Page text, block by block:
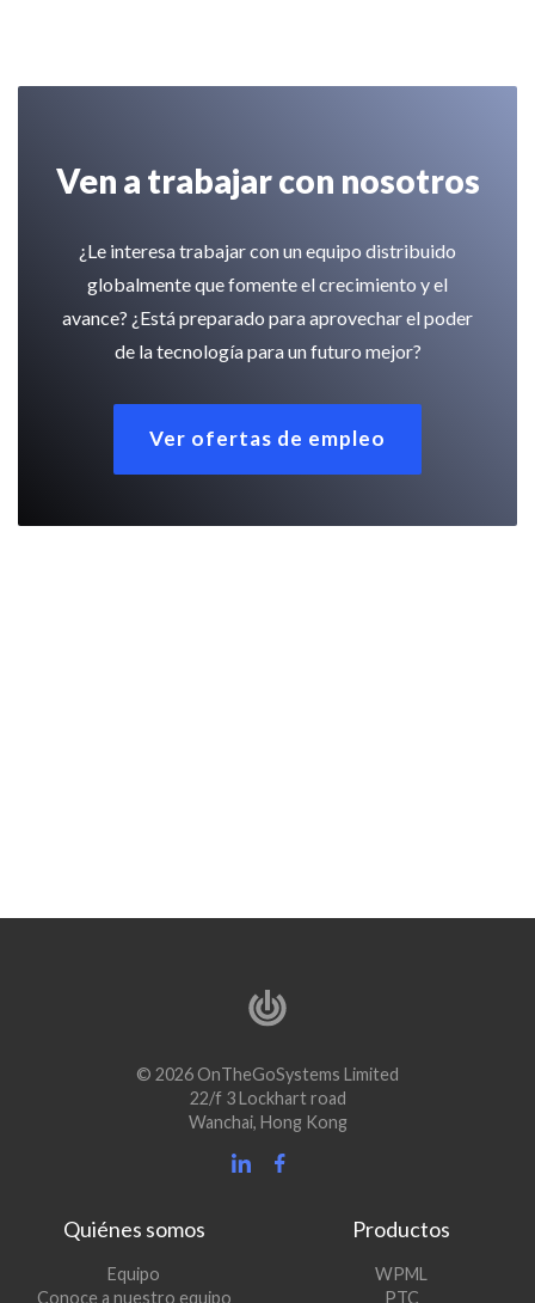
Ven a trabajar con nosotros
¿Le interesa trabajar con un equipo distribuido
globalmente que fomente el crecimiento y el
avance? ¿Está preparado para aprovechar el poder
de la tecnología para un futuro mejor?
Ver ofertas de empleo
© 2026 OnTheGoSystems Limited
22/f 3 Lockhart road
Wanchai, Hong Kong
Quiénes somos
Equipo
Conoce a nuestro equipo
Productos
WPML
PTC(se